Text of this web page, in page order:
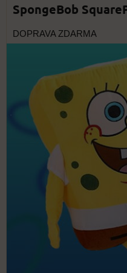
SpongeBob
DOPRAVA ZDARMA